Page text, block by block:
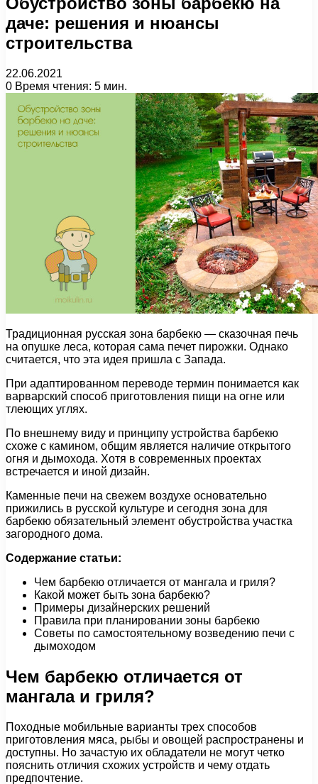
даче: решения и нюансы
строительства
22.06.2021
0 Время чтения: 5 мин.
Традиционная русская зона барбекю — сказочная печь
на опушке леса, которая сама печет пирожки. Однако
считается, что эта идея пришла с Запада.
При адаптированном переводе термин понимается как
варварский способ приготовления пищи на огне или
тлеющих углях.
По внешнему виду и принципу устройства барбекю
схоже с камином, общим является наличие открытого
огня и дымохода. Хотя в современных проектах
встречается и иной дизайн.
Каменные печи на свежем воздухе основательно
прижились в русской культуре и сегодня зона для
барбекю обязательный элемент обустройства участка
загородного дома.
Содержание статьи:
Чем барбекю отличается от мангала и гриля?
Какой может быть зона барбекю?
Примеры дизайнерских решений
Правила при планировании зоны барбекю
Советы по самостоятельному возведению печи с
дымоходом
Чем барбекю отличается от
мангала и гриля?
Походные мобильные варианты трех способов
приготовления мяса, рыбы и овощей распространены и
доступны. Но зачастую их обладатели не могут четко
пояснить отличия схожих устройств и чему отдать
предпочтение.